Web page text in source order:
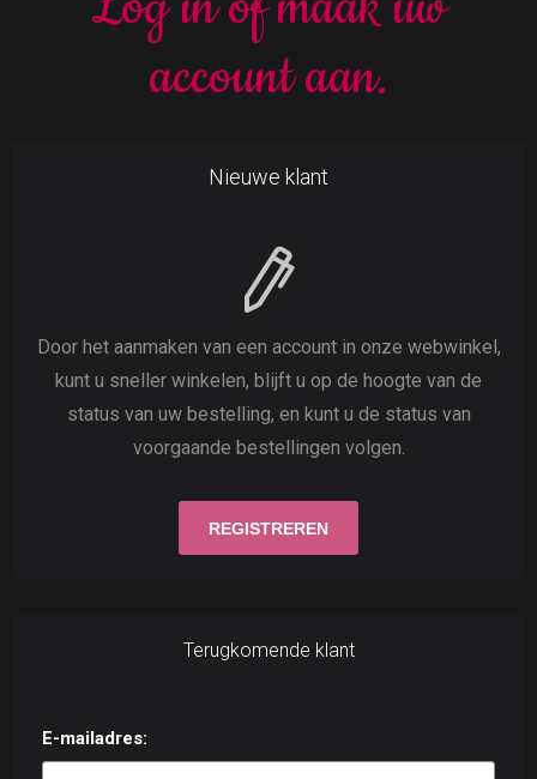
account aan.
Nieuwe klant
Door het aanmaken van een account in onze webwinkel,
kunt u sneller winkelen, blijft u op de hoogte van de
status van uw bestelling, en kunt u de status van
voorgaande bestellingen volgen.
Terugkomende klant
E-mailadres: